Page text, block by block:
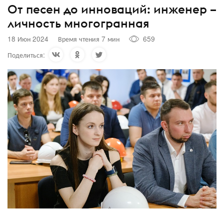
От песен до инноваций: инженер –
личность многогранная
18 Июн 2024 Время чтения 7 мин
659
Поделиться: